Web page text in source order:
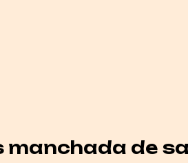
manchada de